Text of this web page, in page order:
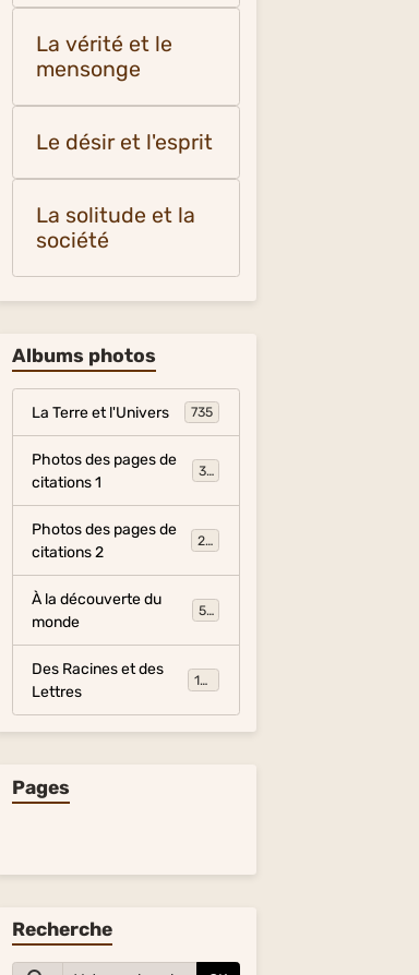
La vérité et le
mensonge
Le désir et l'esprit
La solitude et la
société
Albums photos
La Terre et l'Univers 735
Photos des pages de
citations 1
317
Photos des pages de
citations 2
281
À la découverte du
monde
54
Des Racines et des
Lettres
134
Pages
Recherche